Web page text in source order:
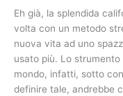
Eh già, la splendida
volta con un metodo
nuova vita ad uno
usato più. Lo strumento
mondo, infatti, sotto
definire tale, andrebbe